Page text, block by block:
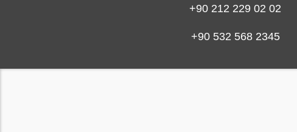
+90 212 229 02 02
+90 532 568 2345